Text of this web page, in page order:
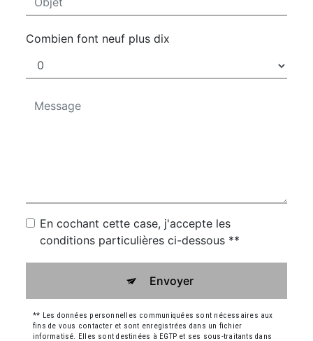
Combien font neuf plus dix
En cochant cette case, j'accepte les
conditions particulières ci-dessous **
Envoyer
** Les données personnelles communiquées sont nécessaires aux
fins de vous contacter et sont enregistrées dans un fichier
informatisé. Elles sont destinées à EGTP et ses sous-traitants dans